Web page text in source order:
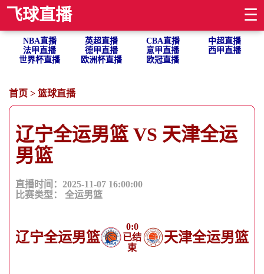
飞球直播 ☰
NBA直播 英超直播 CBA直播
中超直播
法甲直播
德甲直播 意甲直播
西甲直播
世界杯直播
欧洲杯直播 欧冠直播
首页 > 篮球直播
辽宁全运男篮 VS 天津全运
男篮
直播时间：2025-11-07 16:00:00
比赛类型： 全运男篮
辽宁全运男篮
0:0
已结
束
天津全运男篮